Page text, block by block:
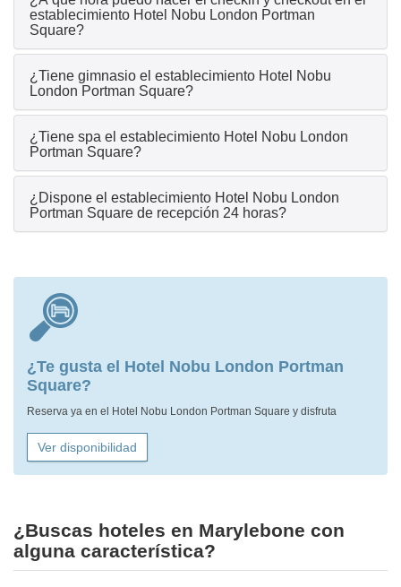
establecimiento Hotel Nobu London Portman
Square?
¿Tiene gimnasio el establecimiento Hotel Nobu
London Portman Square?
¿Tiene spa el establecimiento Hotel Nobu London
Portman Square?
¿Dispone el establecimiento Hotel Nobu London
Portman Square de recepción 24 horas?
¿Te gusta el Hotel Nobu London Portman
Square?
Reserva ya en el Hotel Nobu London Portman Square y disfruta
Ver disponibilidad
¿Buscas hoteles en Marylebone con
alguna característica?